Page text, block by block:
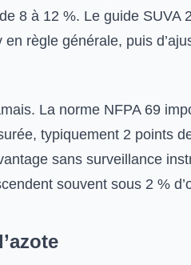
8 à 12 %. Le guide SUVA
règle générale, puis
La norme NFPA 69
typiquement 2 points
sans surveillance
souvent sous 2 %